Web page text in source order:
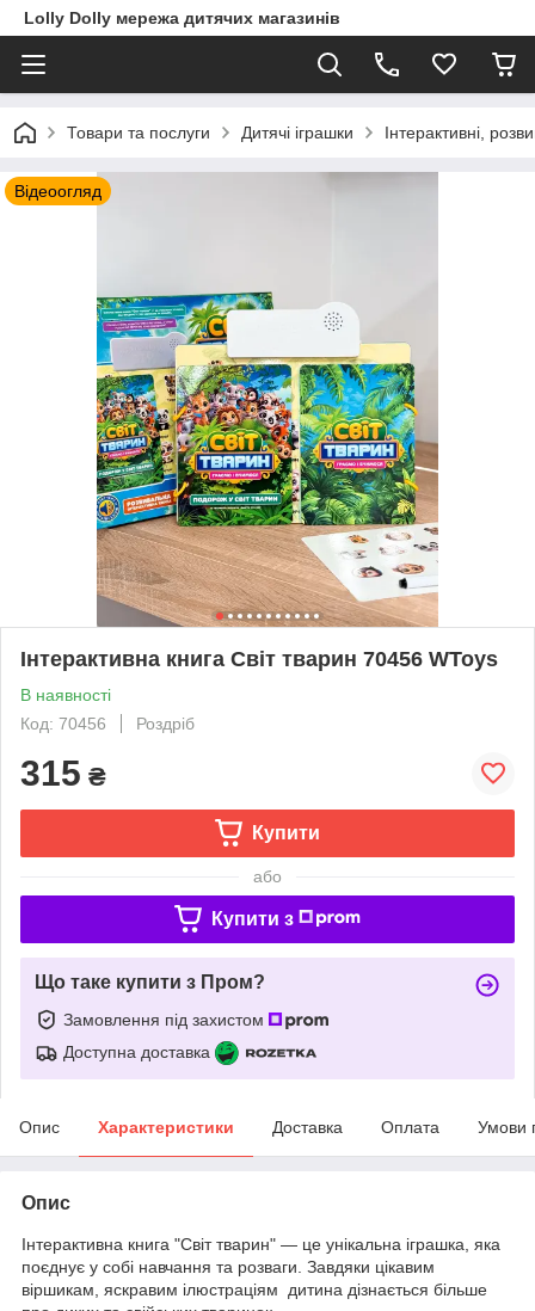
Lolly Dolly мережа дитячих магазинів
Товари та послуги Дитячі іграшки Інтерактивні,
Відеоогляд
Інтерактивна книга Світ тварин 70456 WToys
В наявності
Код: 70456
Роздріб
315 ₴
Купити
або
Купити з
Що таке купити з Пром?
Замовлення під захистом
Доступна доставка
Опис Характеристики Доставка Оплата Умови
Опис
Інтерактивна книга "Світ тварин" — це унікальна іграшка, яка
поєднує у собі навчання та розваги. Завдяки цікавим
віршикам, яскравим ілюстраціям дитина дізнається більше